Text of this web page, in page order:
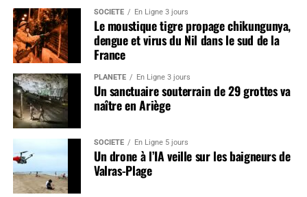
SOCIÉTÉ En Ligne 3 jours
Le moustique tigre propage chikungunya,
dengue et virus du Nil dans le sud de la
France
PLANÈTE En Ligne 3 jours
Un sanctuaire souterrain de 29 grottes va
naître en Ariège
SOCIÉTÉ En Ligne 5 jours
Un drone à l’IA veille sur les baigneurs de
Valras-Plage